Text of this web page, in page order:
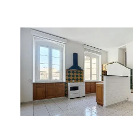
BAGNOLS SUR CEZE 30
48,06 m2, 2 pièces
Ref : 9268
Appartement T2 à louer
570 €
par mois charges comprises